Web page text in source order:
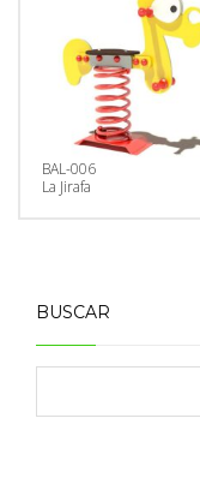
BAL-006
La Jirafa
BUSCAR